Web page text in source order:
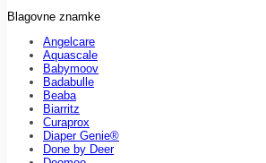
Blagovne znamke
Angelcare
Aquascale
Babymoov
Badabulle
Beaba
Biarritz
Curaprox
Diaper Genie®
Done by Deer